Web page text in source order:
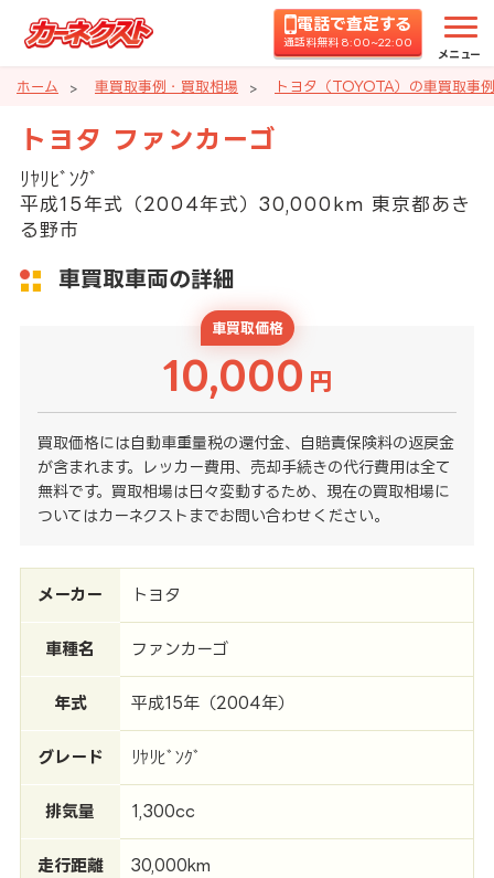
電話で査定する
通話料無料 8:00~22:00
メニュー
ホーム 車買取事例・買取相場 トヨタ（TOYOTA）の車買取事
トヨタ ファンカーゴ
ﾘﾔﾘﾋﾞﾝｸﾞ
平成15年式（2004年式）30,000km 東京都あき
る野市
車買取車両の詳細
車買取価格
10,000 円
買取価格には自動車重量税の還付金、自賠責保険料の返戻金
が含まれます。レッカー費用、売却手続きの代行費用は全て
無料です。買取相場は日々変動するため、現在の買取相場に
ついてはカーネクストまでお問い合わせください。
メーカー トヨタ
車種名 ファンカーゴ
年式 平成15年（2004年）
グレード ﾘﾔﾘﾋﾞﾝｸﾞ
排気量 1,300cc
走行距離 30,000km